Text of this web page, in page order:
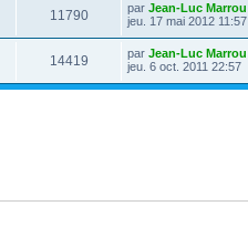
11790 par Jean-Luc Marrou
jeu. 17 mai 2012 11:57
14419 par Jean-Luc Marrou
jeu. 6 oct. 2011 22:57